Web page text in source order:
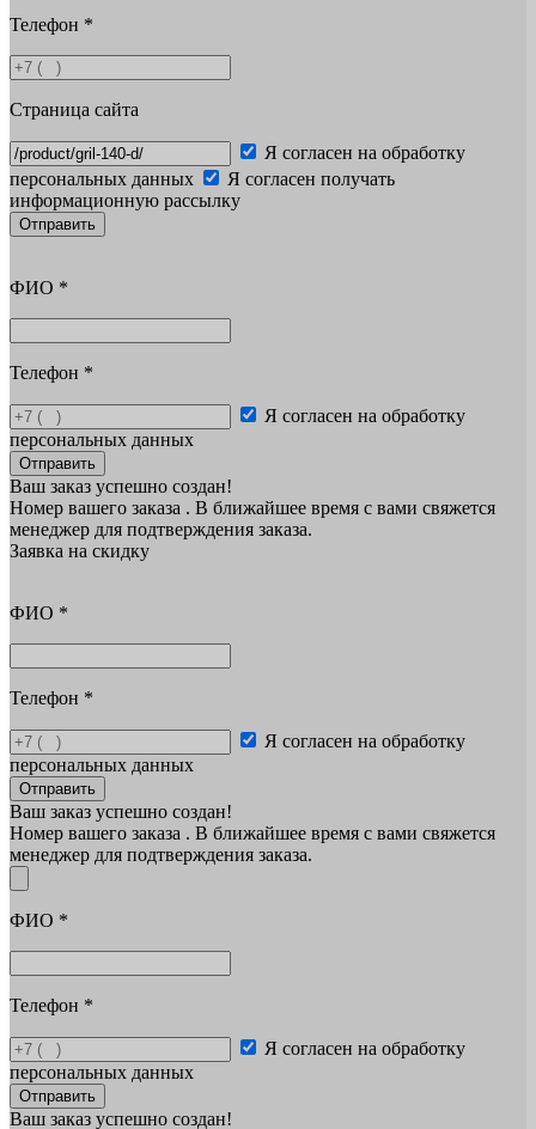
Телефон *
Страница сайта
Я согласен на обработку
персональных данных
Я согласен получать
информационную рассылку
Отправить
ФИО *
Телефон *
Я согласен на обработку
персональных данных
Отправить
Ваш заказ успешно создан!
Номер вашего заказа . В ближайшее время с вами свяжется
менеджер для подтверждения заказа.
Заявка на скидку
ФИО *
Телефон *
Я согласен на обработку
персональных данных
Отправить
Ваш заказ успешно создан!
Номер вашего заказа . В ближайшее время с вами свяжется
менеджер для подтверждения заказа.
ФИО *
Телефон *
Я согласен на обработку
персональных данных
Отправить
Ваш заказ успешно создан!